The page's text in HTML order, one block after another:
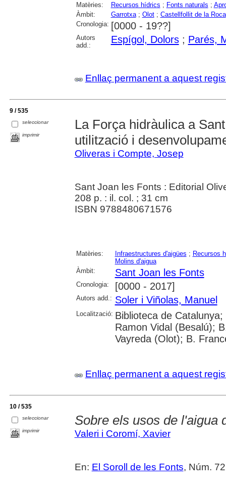
Matèries: Recursos hídrics ; Fonts naturals ;
Àmbit:
Garrotxa; Olot; Castellfollit de la Roca
Cronologia: [0000 - 19??]
Autors
add.:
Espígol, Dolors; Parés,
Enllaç permanent a aquest
9 / 535
seleccionar
imprimir
La Força hidràulica a
utilització i
Oliveras i Compte, Josep
Sant Joan les Fonts : Editorial
208 p. : il. col. ; 31 cm
ISBN 9788480671576
Matèries: Infraestructures d'aigües ; Recursos
Molins d'aigua
Àmbit:
Sant Joan les Fonts
Cronologia: [0000 - 2017]
Autors add.: Soler i Viñolas, Manuel
Localització: Biblioteca de
Ramon Vidal (Besalú);
Vayreda (Olot); B.
Enllaç permanent a aquest
10 / 535
seleccionar
imprimir
Sobre els usos de l'aigua
Valeri i Coromí, Xavier
En: El Soroll de les Fonts, Núm.